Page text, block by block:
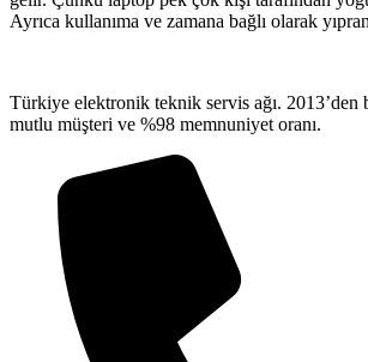
Ayrıca kullanıma ve zamana bağlı olarak
Türkiye elektronik teknik servis ağı. 2013’den
mutlu müşteri ve %98 memnuniyet oranı.